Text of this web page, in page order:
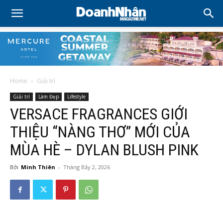
Home Giải trí
Giải trí Làm Đẹp Lifestyle
VERSACE FRAGRANCES GIỚI
THIỆU “NÀNG THƠ” MỚI CỦA
MÙA HÈ – DYLAN BLUSH PINK
Bởi Minh Thiên - Tháng Bảy 2, 2026